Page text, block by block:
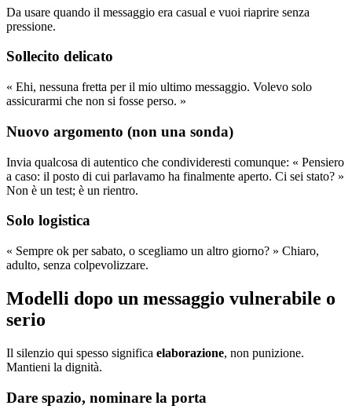
Da usare quando il messaggio era casual e vuoi riaprire senza
pressione.
Sollecito delicato
« Ehi, nessuna fretta per il mio ultimo messaggio. Volevo solo
assicurarmi che non si fosse perso. »
Nuovo argomento (non una sonda)
Invia qualcosa di autentico che condivideresti comunque: « Pensiero
a caso: il posto di cui parlavamo ha finalmente aperto. Ci sei stato? »
Non è un test; è un rientro.
Solo logistica
« Sempre ok per sabato, o scegliamo un altro giorno? » Chiaro,
adulto, senza colpevolizzare.
Modelli dopo un messaggio vulnerabile o
serio
Il silenzio qui spesso significa elaborazione, non punizione.
Mantieni la dignità.
Dare spazio, nominare la porta